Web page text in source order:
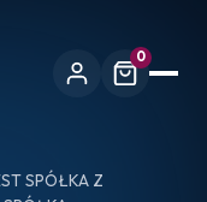
0
SPÓŁKA Z